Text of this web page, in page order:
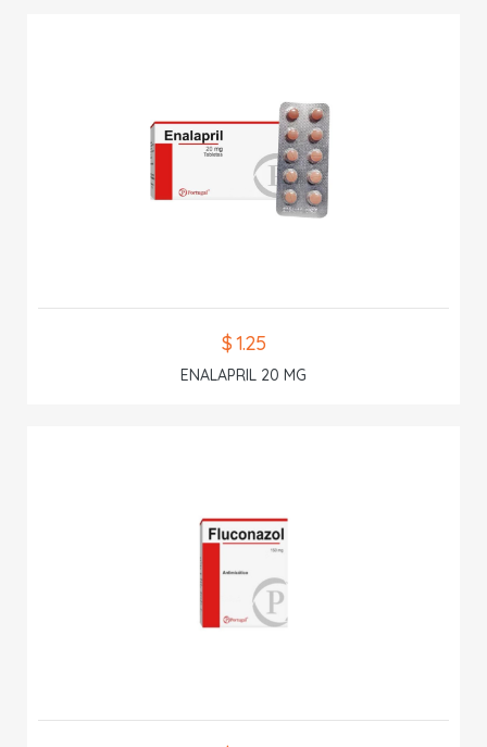
$ 1.25
ENALAPRIL 20 MG